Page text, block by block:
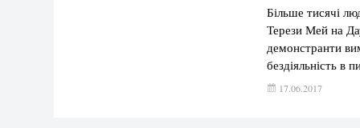
Більше тисячі
Терези Мей на
демонстранти
бездіяльність в
Grenfell Tower, де
17.06.2017